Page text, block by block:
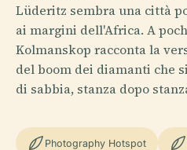
Lüderitz sembra una città
ai margini dell'Africa. A
Kolmanskop racconta la
del boom dei diamanti che
di sabbia, stanza dopo
Photography Hotspot